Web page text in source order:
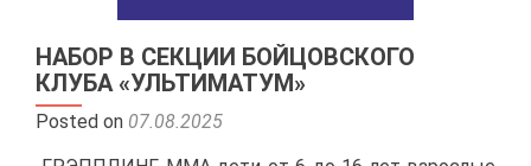
НАБОР В СЕКЦИИ БОЙЦОВСКОГО
КЛУБА «УЛЬТИМАТУМ»
Posted on 07.08.2025